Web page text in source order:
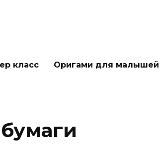
класс Оригами для малышей